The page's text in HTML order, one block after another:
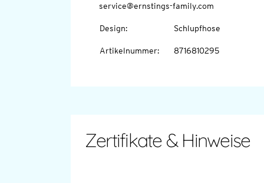
service@ernstings-family.com
Design: Schlupfhose
Artikelnummer: 8716810295
Zertifikate & Hinweise